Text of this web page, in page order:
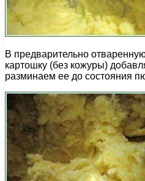
В предварительно
картошку (без кожуры)
разминаем ее до состояния